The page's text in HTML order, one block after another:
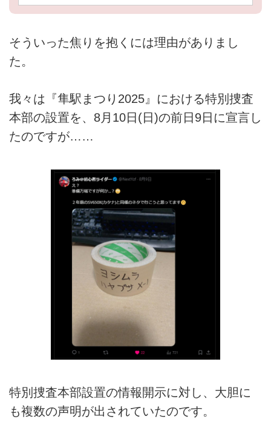
そういった焦りを抱くには理由がありまし
た。
我々は『隼駅まつり2025』における特別捜査
本部の設置を、8月10日(日)の前日9日に宣言し
たのですが……
特別捜査本部設置の情報開示に対し、大胆に
も複数の声明が出されていたのです。